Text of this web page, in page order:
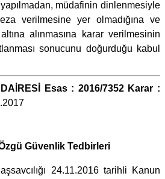
müdafinin dinlenmesiyle
verilmesine yer olmadığına ve
alınmasına karar verilmesinin
sonucunu doğurduğu kabul
Esas : 2016/7352 Karar :
Güvenlik Tedbirleri
24.11.2016 tarihli Kanun